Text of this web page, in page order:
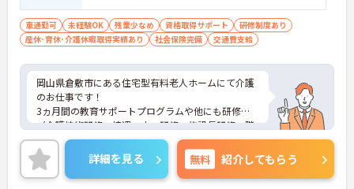
処遇改善関連の手当が支給されます
・介護職員処遇手当あり
・特定処遇改善手当あり
→ 安定した収入を目指しながら働ける環境です♪
車通勤可 未経験OK 残業少なめ 資格取得サポート
研修制度あり
産休･育休･介護休暇取得実績あり
社会保険完備 交通費支給
岡山県倉敷市にある住宅型有料老人ホームにて介護
のお仕事です！
3ヵ月間の教育サポートプログラムや他にも研修
（介護技術研修、接遇マナー研修、施設長研修、階
層別研修）が充実しております★
ご興味ある方には、面接対策ポイントなど、さらに
詳細をお話しいたしますのでお気軽にご相談くださ
い。
詳細を見る 無料 紹介してもらう